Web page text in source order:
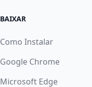
BAIXAR
Como Instalar
Google Chrome
Microsoft Edge